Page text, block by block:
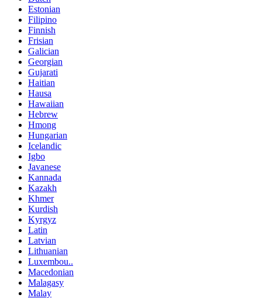
Estonian
Filipino
Finnish
Frisian
Galician
Georgian
Gujarati
Haitian
Hausa
Hawaiian
Hebrew
Hmong
Hungarian
Icelandic
Igbo
Javanese
Kannada
Kazakh
Khmer
Kurdish
Kyrgyz
Latin
Latvian
Lithuanian
Luxembou..
Macedonian
Malagasy
Malay